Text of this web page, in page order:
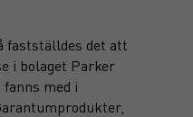
fastställdes det att
i bolaget Parker
med i